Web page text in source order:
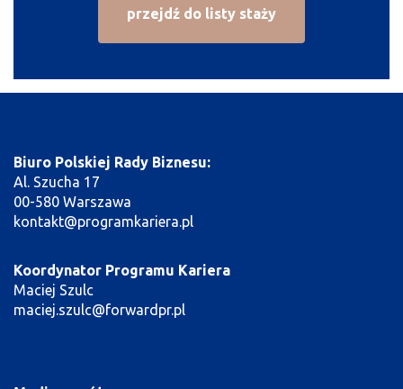
przejdź do listy staży
Biuro Polskiej Rady Biznesu:
Al. Szucha 17
00-580 Warszawa
kontakt@programkariera.pl
Koordynator Programu Kariera
Maciej Szulc
maciej.szulc@forwardpr.pl